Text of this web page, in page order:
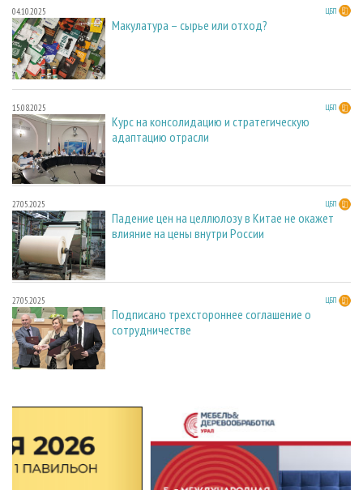
04.10.2025 ЦБП
Макулатура – сырье или отход?
15.08.2025 ЦБП
Курс на консолидацию и стратегическую
адаптацию отрасли
27.05.2025 ЦБП
Падение цен на целлюлозу в Китае не окажет
влияние на цены внутри России
27.05.2025 ЦБП
Подписано трехстороннее соглашение о
сотрудничестве